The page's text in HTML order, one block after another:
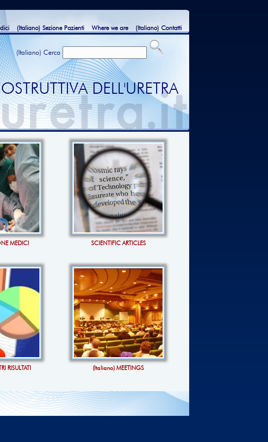
(Italiano) Contatti
Where we are
(Italiano) Sezione Pazienti
(Italiano) Cerca
DELL'URETRA
MEDICI SCIENTIFIC ARTICLES
RISULTATI (Italiano) MEETINGS